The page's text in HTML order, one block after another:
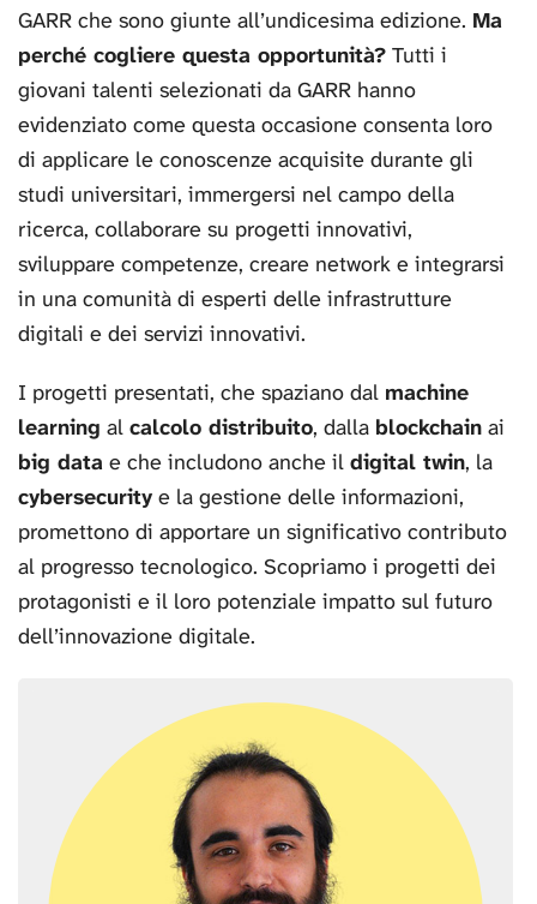
GARR che sono giunte all’undicesima edizione. Ma
perché cogliere questa opportunità? Tutti i
giovani talenti selezionati da GARR hanno
evidenziato come questa occasione consenta loro
di applicare le conoscenze acquisite durante gli
studi universitari, immergersi nel campo della
ricerca, collaborare su progetti innovativi,
sviluppare competenze, creare network e integrarsi
in una comunità di esperti delle infrastrutture
digitali e dei servizi innovativi.
I progetti presentati, che spaziano dal machine
learning al calcolo distribuito, dalla blockchain ai
big data e che includono anche il digital twin, la
cybersecurity e la gestione delle informazioni,
promettono di apportare un significativo contributo
al progresso tecnologico. Scopriamo i progetti dei
protagonisti e il loro potenziale impatto sul futuro
dell’innovazione digitale.